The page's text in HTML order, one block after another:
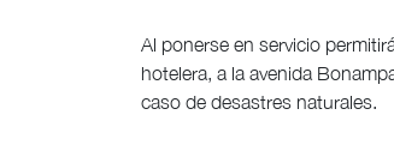
Al ponerse en servicio
hotelera, a la avenida
caso de desastres naturales.